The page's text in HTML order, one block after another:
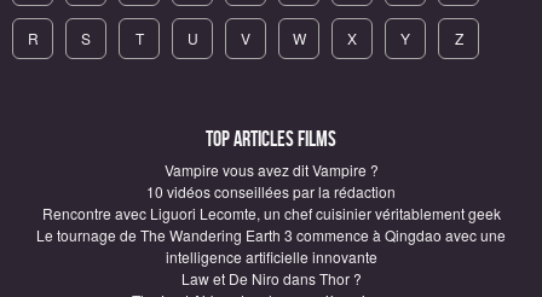
R S T U V W X Y Z
Top articles Films
Vampire vous avez dit Vampire ?
10 vidéos conseillées par la rédaction
Rencontre avec Liguori Lecomte, un chef cuisinier véritablement geek
Le tournage de The Wandering Earth 3 commence à Qingdao avec une
intelligence artificielle innovante
Law et De Niro dans Thor ?